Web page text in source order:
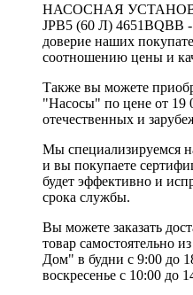
НАСОСНАЯ
JPB5 (60 Л) 4651BQBB -
доверие наших
соотношению цены и
Также вы можете
"Насосы" по цене от 19
отечественных и
Мы специализируемся
и вы покупаете
будет эффективно и
срока службы.
Вы можете заказать
товар самостоятельно
Дом" в будни с 9:00 до
воскресенье с 10:00 до